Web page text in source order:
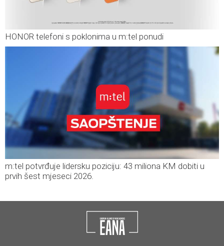
HONOR telefoni s poklonima u m:tel ponudi
m:tel potvrđuje lidersku poziciju: 43 miliona KM dobiti u
prvih šest mjeseci 2026.